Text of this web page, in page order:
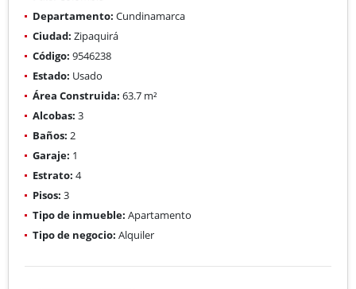
Departamento: Cundinamarca
Ciudad: Zipaquirá
Código: 9546238
Estado: Usado
Área Construida: 63.7 m²
Alcobas: 3
Baños: 2
Garaje: 1
Estrato: 4
Pisos: 3
Tipo de inmueble: Apartamento
Tipo de negocio: Alquiler